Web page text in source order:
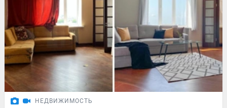
НЕДВИЖИМОСТЬ